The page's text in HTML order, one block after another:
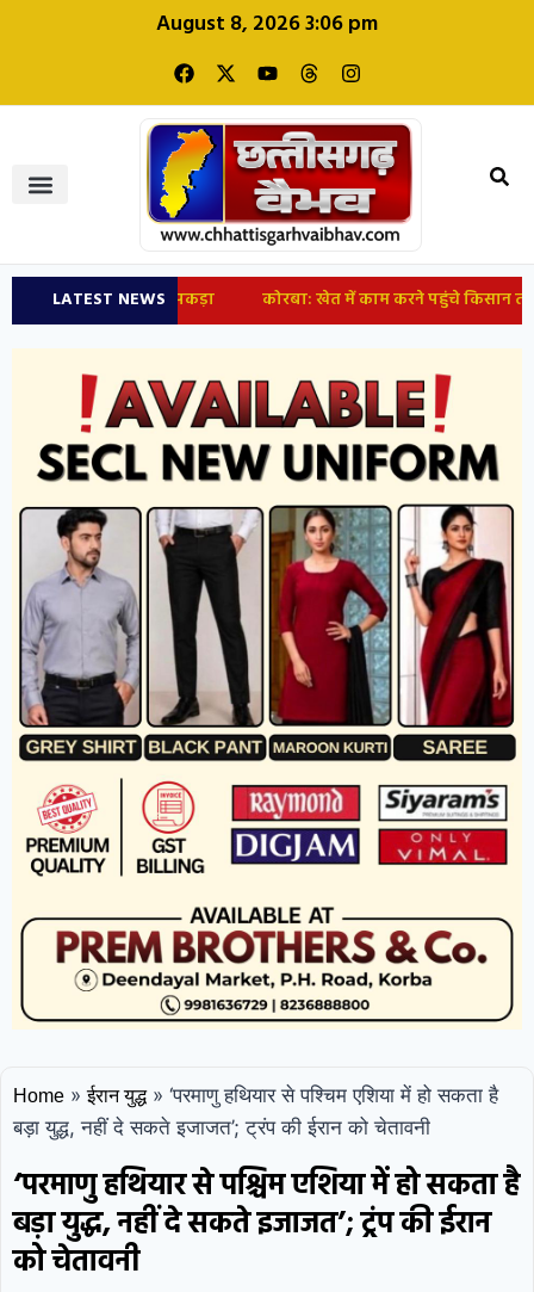
August 8, 2026 3:06 pm
LATEST NEWS
रेस्क्यू टीम ने पकड़ा कोरबा: खेत में काम करने पहुंचे किसान तो उड़े होश,
Home » ईरान युद्ध » ‘परमाणु हथियार से पश्चिम एशिया में हो सकता है
बड़ा युद्ध, नहीं दे सकते इजाजत’; ट्रंप की ईरान को चेतावनी
‘परमाणु हथियार से पश्चिम एशिया में हो सकता है
बड़ा युद्ध, नहीं दे सकते इजाजत’; ट्रंप की ईरान
को चेतावनी